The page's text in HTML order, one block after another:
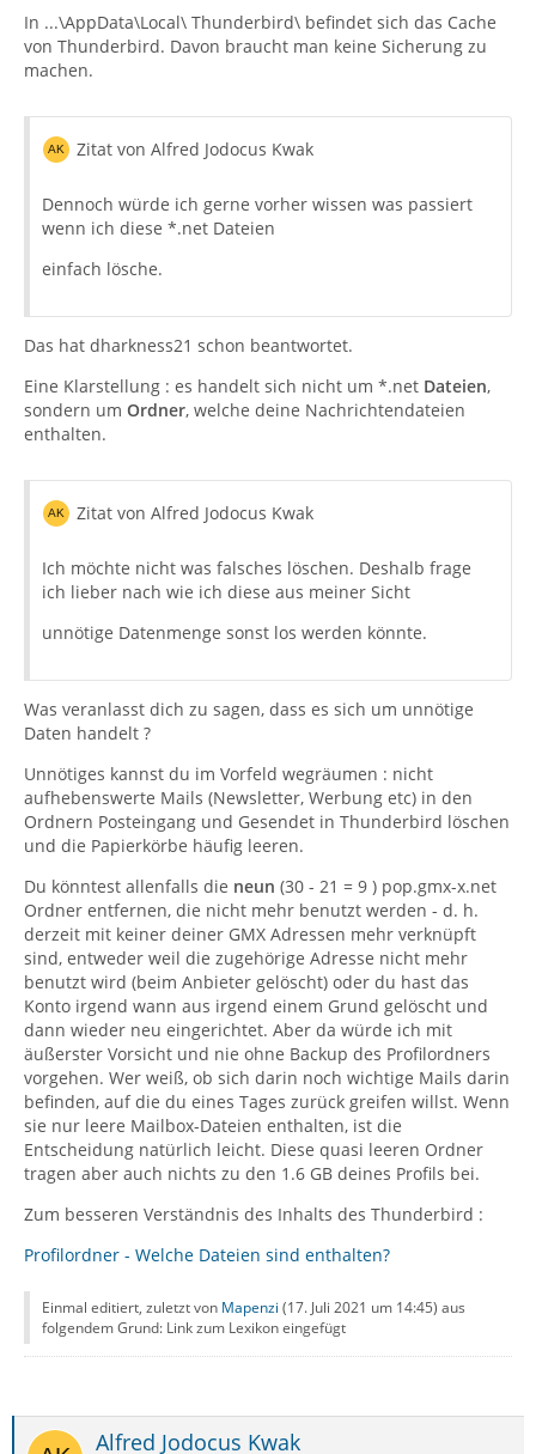
In ...\AppData\Local\ Thunderbird\ befindet sich das Cache
von Thunderbird. Davon braucht man keine Sicherung zu
machen.
Zitat von Alfred Jodocus Kwak
Dennoch würde ich gerne vorher wissen was passiert
wenn ich diese *.net Dateien
einfach lösche.
Das hat dharkness21 schon beantwortet.
Eine Klarstellung : es handelt sich nicht um *.net Dateien,
sondern um Ordner, welche deine Nachrichtendateien
enthalten.
Zitat von Alfred Jodocus Kwak
Ich möchte nicht was falsches löschen. Deshalb frage
ich lieber nach wie ich diese aus meiner Sicht
unnötige Datenmenge sonst los werden könnte.
Was veranlasst dich zu sagen, dass es sich um unnötige
Daten handelt ?
Unnötiges kannst du im Vorfeld wegräumen : nicht
aufhebenswerte Mails (Newsletter, Werbung etc) in den
Ordnern Posteingang und Gesendet in Thunderbird löschen
und die Papierkörbe häufig leeren.
Du könntest allenfalls die neun (30 - 21 = 9 ) pop.gmx-x.net
Ordner entfernen, die nicht mehr benutzt werden - d. h.
derzeit mit keiner deiner GMX Adressen mehr verknüpft
sind, entweder weil die zugehörige Adresse nicht mehr
benutzt wird (beim Anbieter gelöscht) oder du hast das
Konto irgend wann aus irgend einem Grund gelöscht und
dann wieder neu eingerichtet. Aber da würde ich mit
äußerster Vorsicht und nie ohne Backup des Profilordners
vorgehen. Wer weiß, ob sich darin noch wichtige Mails darin
befinden, auf die du eines Tages zurück greifen willst. Wenn
sie nur leere Mailbox-Dateien enthalten, ist die
Entscheidung natürlich leicht. Diese quasi leeren Ordner
tragen aber auch nichts zu den 1.6 GB deines Profils bei.
Zum besseren Verständnis des Inhalts des Thunderbird :
Profilordner - Welche Dateien sind enthalten?
Einmal editiert, zuletzt von Mapenzi (17. Juli 2021 um 14:45) aus
folgendem Grund: Link zum Lexikon eingefügt
Alfred Jodocus Kwak